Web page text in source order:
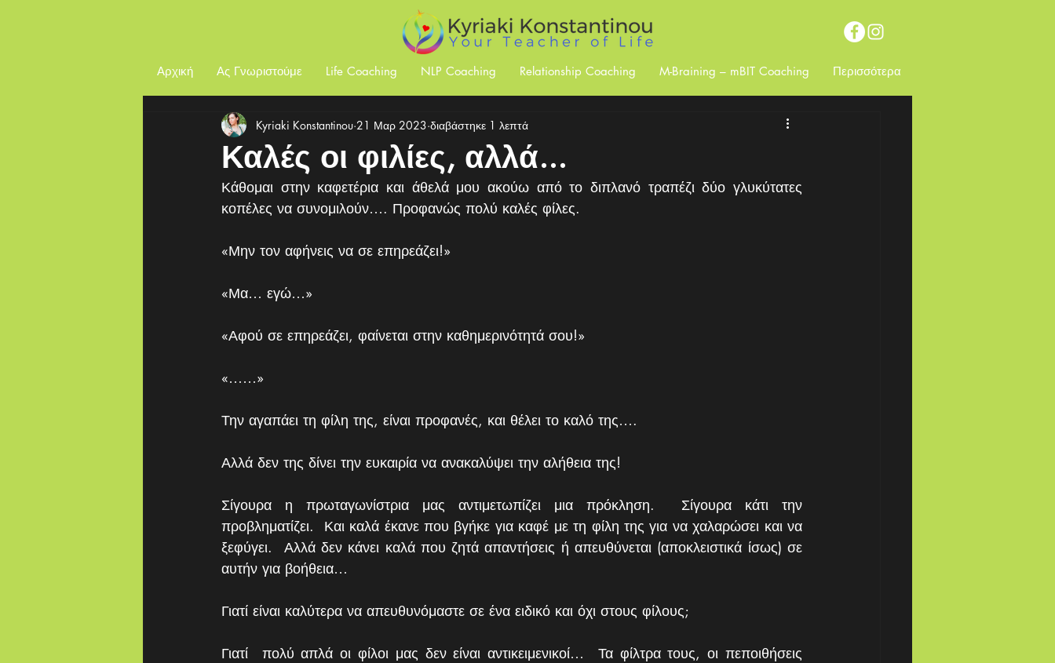
Αρχική Ας Γνωριστούμε Life Coaching NLP Coaching Relationship Coaching M-Braining – mBIT Coaching Περισσότερα
Καλές οι φιλίες, αλλά...
Kyriaki Konstantinou 21 Μαρ 2023 διαβάστηκε 1 λεπτά
Κάθομαι στην καφετέρια και άθελά μου ακούω από το διπλανό τραπέζι δύο γλυκύτατες
κοπέλες να συνομιλούν…. Προφανώς πολύ καλές φίλες.
«Μην τον αφήνεις να σε επηρεάζει!»
«Μα… εγώ…»
«Αφού σε επηρεάζει, φαίνεται στην καθημερινότητά σου!»
«……»
Την αγαπάει τη φίλη της, είναι προφανές, και θέλει το καλό της….
Αλλά δεν της δίνει την ευκαιρία να ανακαλύψει την αλήθεια της!
Σίγουρα η πρωταγωνίστρια μας αντιμετωπίζει μια πρόκληση.  Σίγουρα κάτι την
προβληματίζει.  Και καλά έκανε που βγήκε για καφέ με τη φίλη της για να χαλαρώσει και να
ξεφύγει.  Αλλά δεν κάνει καλά που ζητά απαντήσεις ή απευθύνεται (αποκλειστικά ίσως) σε
αυτήν για βοήθεια…
Γιατί είναι καλύτερα να απευθυνόμαστε σε ένα ειδικό και όχι στους φίλους;
Γιατί  πολύ απλά οι φίλοι μας δεν είναι αντικειμενικοί…  Τα φίλτρα τους, οι πεποιθήσεις